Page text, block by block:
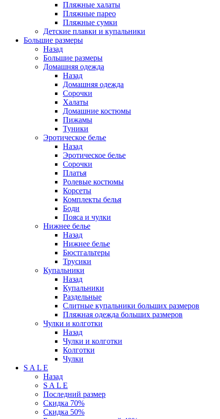
Пляжные халаты
Пляжные парео
Пляжные сумки
Детские плавки и купальники
Большие размеры
Назад
Большие размеры
Домашняя одежда
Назад
Домашняя одежда
Сорочки
Халаты
Домашние костюмы
Пижамы
Туники
Эротическое белье
Назад
Эротическое белье
Сорочки
Платья
Ролевые костюмы
Корсеты
Комплекты белья
Боди
Пояса и чулки
Нижнее белье
Назад
Нижнее белье
Бюстгальтеры
Трусики
Купальники
Назад
Купальники
Раздельные
Слитные купальники больших размеров
Пляжная одежда больших размеров
Чулки и колготки
Назад
Чулки и колготки
Колготки
Чулки
S A L E
Назад
S A L E
Последний размер
Скидка 70%
Скидка 50%